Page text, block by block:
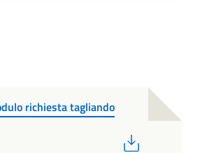
richiesta tagliando